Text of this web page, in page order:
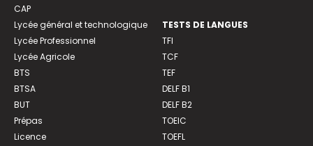
CAP
Lycée général et technologique
Lycée Professionnel
Lycée Agricole
BTS
BTSA
BUT
Prépas
Licence
TESTS DE LANGUES
TFI
TCF
TEF
DELF B1
DELF B2
TOEIC
TOEFL